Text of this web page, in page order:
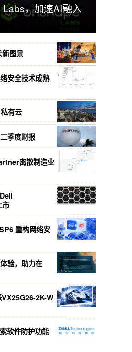
，加速AI融入
图景
安全技术成熟
有云
季度财报
离散制造业
重构网络安
验，助力在
VX25G26-2K-W
软件防护功能